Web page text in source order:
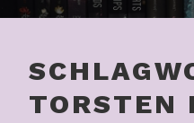
TORSTEN